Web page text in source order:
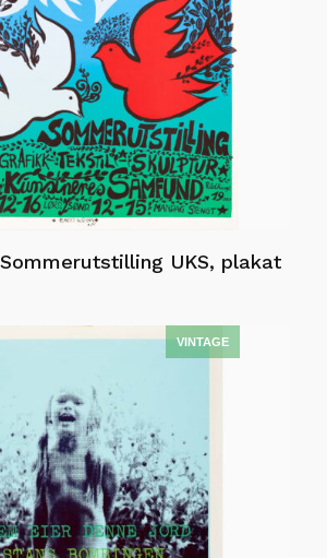
UKS, plakat